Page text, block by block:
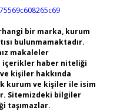
bir marka, kurum
bulunmamaktadır.
makaleler
içerikler haber niteliği
kişiler hakkında
kurum ve kişiler ile isim
Sitemizdeki bilgiler
taşımazlar.